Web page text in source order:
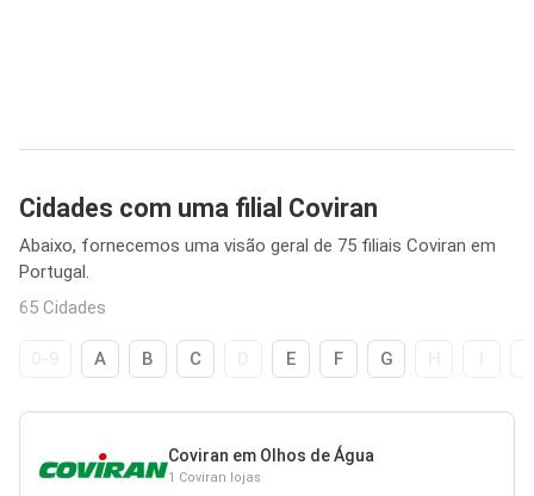
Cidades com uma filial Coviran
Abaixo, fornecemos uma visão geral de 75 filiais Coviran em
Portugal.
65 Cidades
A B C E F G
Coviran em Olhos de Água
1 Coviran lojas